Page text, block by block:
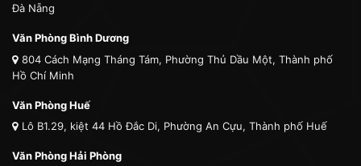
Đà Nẵng
Văn Phòng Bình Dương
804 Cách Mạng Tháng Tám, Phường Thủ Dầu Một, Thành phố
Hồ Chí Minh
Văn Phòng Huế
Lô B1.29, kiệt 44 Hồ Đắc Di, Phường An Cựu, Thành phố Huế
Văn Phòng Hải Phòng